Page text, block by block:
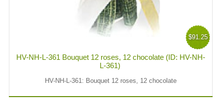
$91.25
HV-NH-L-361 Bouquet 12 roses, 12 chocolate (ID: HV-NH-
L-361)
HV-NH-L-361: Bouquet 12 roses, 12 chocolate